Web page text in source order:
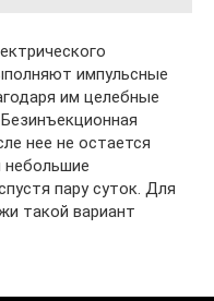
импульсные
им целебные
нее не остается
пару суток. Для
такой вариант